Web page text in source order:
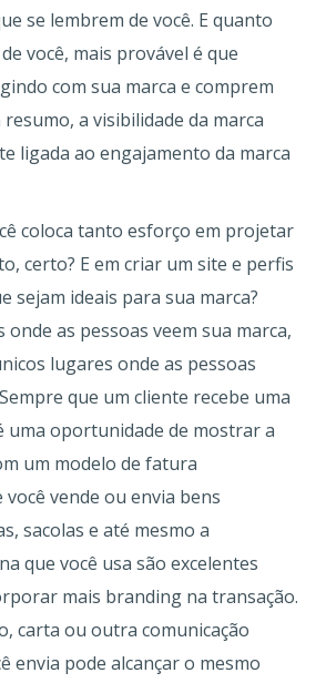
INICIAR SESSÃO
se lembrem de você. E quanto
você, mais provável é que
com sua marca e comprem
resumo, a visibilidade da marca
ligada ao engajamento da marca
coloca tanto esforço em projetar
certo? E em criar um site e perfis
sejam ideais para sua marca?
onde as pessoas veem sua marca,
lugares onde as pessoas
que um cliente recebe uma
uma oportunidade de mostrar a
um modelo de fatura
você vende ou envia bens
sacolas e até mesmo a
que você usa são excelentes
mais branding na transação.
carta ou outra comunicação
envia pode alcançar o mesmo